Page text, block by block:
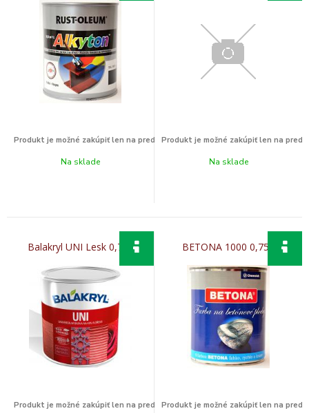
Na sklade Na sklade
Balakryl UNI Lesk 0,7kg BETONA 1000 0,75L